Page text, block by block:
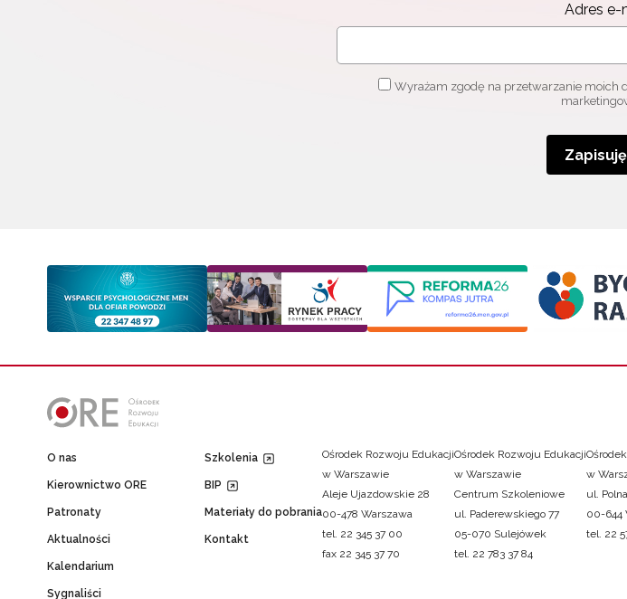
Adres e-
Wyrażam zgodę na przetwarzanie moich
O nas
Kierownictwo ORE
Patronaty
Aktualności
Kalendarium
Sygnaliści
Szkolenia
BIP
Materiały do pobrania
Kontakt
Ośrodek Rozwoju Edukacji
w Warszawie
Aleje Ujazdowskie 28
00-478 Warszawa
tel. 22 345 37 00
fax 22 345 37 70
Ośrodek Rozwoju Edukacji
w Warszawie
Centrum Szkoleniowe
ul. Paderewskiego 77
05-070 Sulejówek
tel. 22 783 37 84
w
ul.
00-644
tel. 22
Zapisuję się